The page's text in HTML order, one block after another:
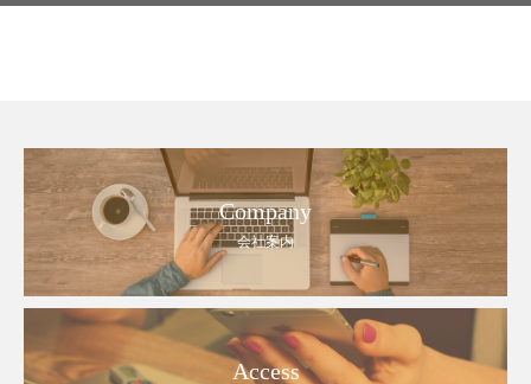
Company
会社案内
Access